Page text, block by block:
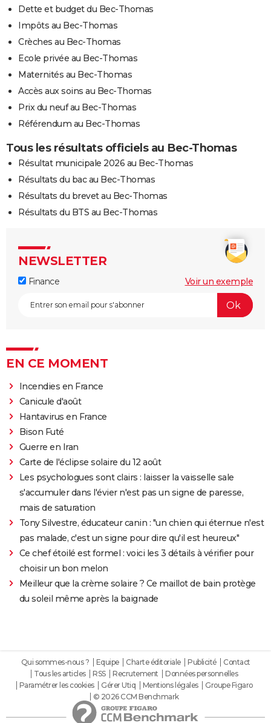
Dette et budget du Bec-Thomas
Impôts au Bec-Thomas
Crèches au Bec-Thomas
Ecole privée au Bec-Thomas
Maternités au Bec-Thomas
Accès aux soins au Bec-Thomas
Prix du neuf au Bec-Thomas
Référendum au Bec-Thomas
Tous les résultats officiels au Bec-Thomas
Résultat municipale 2026 au Bec-Thomas
Résultats du bac au Bec-Thomas
Résultats du brevet au Bec-Thomas
Résultats du BTS au Bec-Thomas
NEWSLETTER
Finance Voir un exemple
EN CE MOMENT
Incendies en France
Canicule d'août
Hantavirus en France
Bison Futé
Guerre en Iran
Carte de l'éclipse solaire du 12 août
Les psychologues sont clairs : laisser la vaisselle sale
s'accumuler dans l'évier n'est pas un signe de paresse,
mais de saturation
Tony Silvestre, éducateur canin : "un chien qui éternue n'est
pas malade, c'est un signe pour dire qu'il est heureux"
Ce chef étoilé est formel : voici les 3 détails à vérifier pour
choisir un bon melon
Meilleur que la crème solaire ? Ce maillot de bain protège
du soleil même après la baignade
Qui sommes-nous ? Equipe Charte éditoriale Publicité
Contact
Tous les articles
RSS Recrutement
Données personnelles
Paramétrer les cookies
Gérer Utiq Mentions légales
Groupe Figaro
© 2026 CCM Benchmark